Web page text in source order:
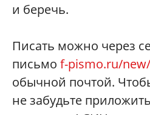
и беречь.
Писать можно через
письмо f-pismo.ru/
обычной почтой.
не забудьте